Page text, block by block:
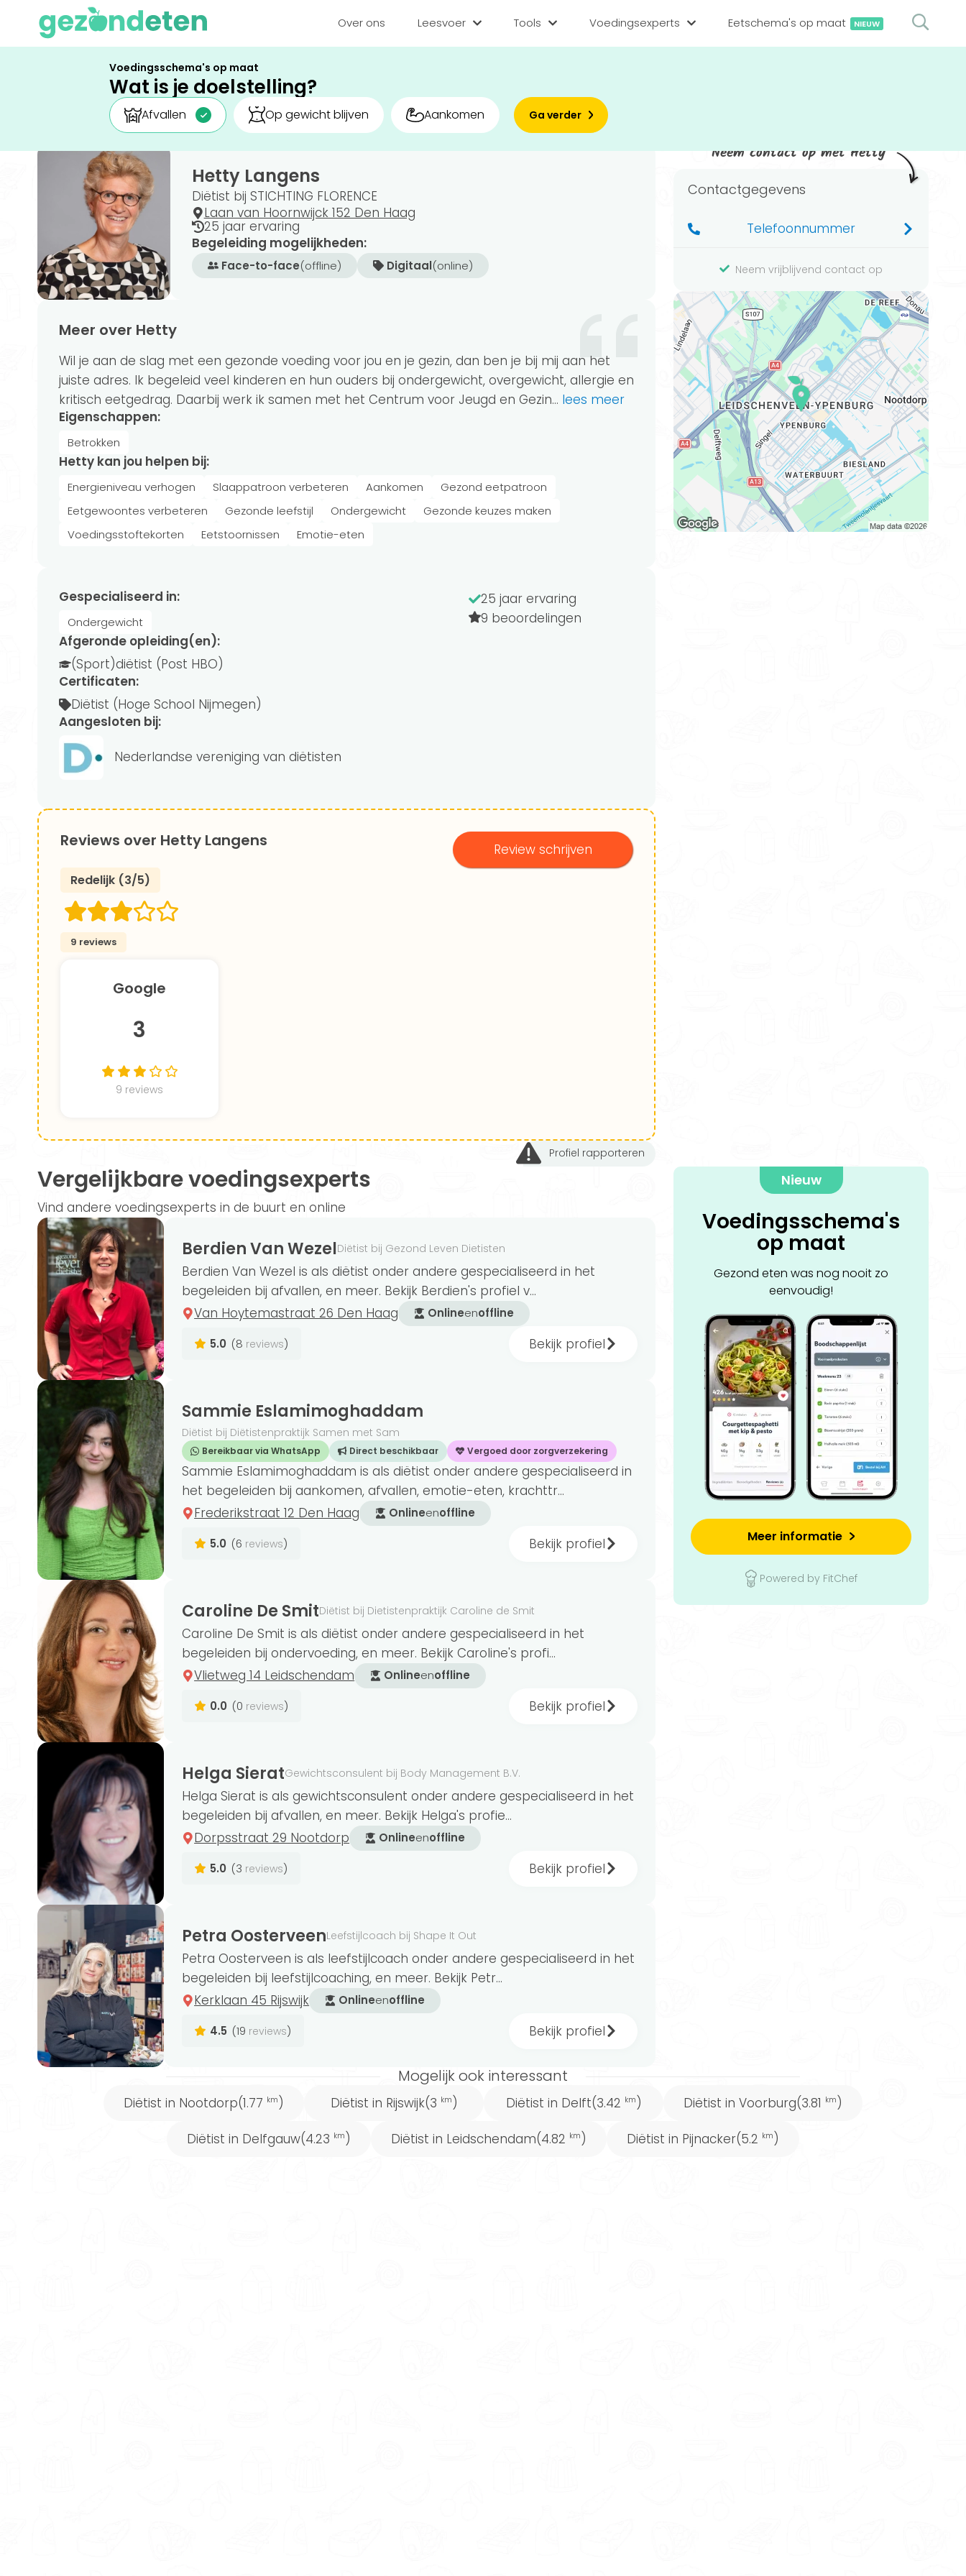
Over ons Leesvoer
Gezond leven
Voedingsstoffen
Tools
BMI berekenen
Caloriebehoefte berekenen
Voedingsexperts Eetschema's op maat NIEUW
Voedingsschema's op maat
Wat is je doelstelling?
Afvallen Op gewicht blijven Aankomen Ga verder
Hetty Langens
Diëtist bij STICHTING FLORENCE
Laan van Hoornwijck 152 Den Haag
25 jaar ervaring
Begeleiding mogelijkheden:
Face-to-face(offline) Digitaal(online)
Meer over Hetty
Wil je aan de slag met een gezonde voeding voor jou en je gezin, dan ben je bij mij aan het
juiste adres. Ik begeleid veel kinderen en hun ouders bij ondergewicht, overgewicht, allergie en
kritisch eetgedrag. Daarbij werk ik samen met het Centrum voor Jeugd en Gezin... lees meer
Eigenschappen:
Betrokken
Hetty kan jou helpen bij:
Energieniveau verhogen Slaappatroon verbeteren Aankomen
Gezond eetpatroon
Eetgewoontes verbeteren
Gezonde leefstijl Ondergewicht
Gezonde keuzes maken
Voedingsstoftekorten
Eetstoornissen Emotie-eten
Gespecialiseerd in:
Ondergewicht
25 jaar ervaring
9 beoordelingen
Afgeronde opleiding(en):
(Sport)diëtist (Post HBO)
Certificaten:
Diëtist (Hoge School Nijmegen)
Aangesloten bij:
Nederlandse vereniging van diëtisten
Reviews over Hetty Langens Review schrijven
Redelijk (3/5)
9 reviews
Google
3
9 reviews
Profiel rapporteren
Neem contact op met Hetty
Contactgegevens
Telefoonnummer
Neem vrijblijvend contact op
Vergelijkbare voedingsexperts
Vind andere voedingsexperts in de buurt en online
Berdien Van WezelDiëtist bij Gezond Leven Dietisten
Berdien Van Wezel is als diëtist onder andere gespecialiseerd in het
begeleiden bij afvallen, en meer. Bekijk Berdien's profiel v...
Van Hoytemastraat 26 Den Haag
Onlineenoffline
5.0 (8 reviews) Bekijk profiel
Sammie Eslamimoghaddam
Diëtist bij Diëtistenpraktijk Samen met Sam
Bereikbaar via WhatsApp Direct beschikbaar Vergoed door zorgverzekering
Sammie Eslamimoghaddam is als diëtist onder andere gespecialiseerd in
het begeleiden bij aankomen, afvallen, emotie-eten, krachttr...
Frederikstraat 12 Den Haag
Onlineenoffline
5.0 (6 reviews) Bekijk profiel
Caroline De SmitDiëtist bij Dietistenpraktijk Caroline de Smit
Caroline De Smit is als diëtist onder andere gespecialiseerd in het
begeleiden bij ondervoeding, en meer. Bekijk Caroline's profi...
Vlietweg 14 Leidschendam
Onlineenoffline
0.0 (0 reviews) Bekijk profiel
Helga SieratGewichtsconsulent bij Body Management B.V.
Helga Sierat is als gewichtsconsulent onder andere gespecialiseerd in het
begeleiden bij afvallen, en meer. Bekijk Helga's profie...
Dorpsstraat 29 Nootdorp
Onlineenoffline
5.0 (3 reviews) Bekijk profiel
Petra OosterveenLeefstijlcoach bij Shape It Out
Petra Oosterveen is als leefstijlcoach onder andere gespecialiseerd in het
begeleiden bij leefstijlcoaching, en meer. Bekijk Petr...
Kerklaan 45 Rijswijk
Onlineenoffline
4.5 (19 reviews) Bekijk profiel
Nieuw
Voedingsschema's
op maat
Gezond eten was nog nooit zo
eenvoudig!
Meer informatie
Powered by FitChef
Mogelijk ook interessant
Diëtist in Nootdorp(1.77 km ) Diëtist in Rijswijk(3 km ) Diëtist in Delft(3.42 km ) Diëtist in Voorburg(3.81 km )
Diëtist in Delfgauw(4.23 km ) Diëtist in Leidschendam(4.82 km ) Diëtist in Pijnacker(5.2 km )